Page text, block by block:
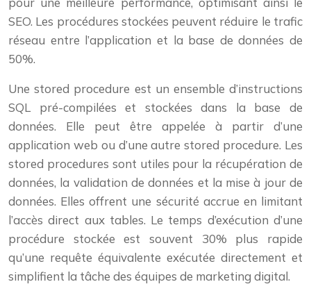
SEO. Les procédures stockées peuvent réduire le trafic
réseau entre l’application et la base de données de
50%.
Une stored procedure est un ensemble d’instructions
SQL pré-compilées et stockées dans la base de
données. Elle peut être appelée à partir d’une
application web ou d’une autre stored procedure. Les
stored procedures sont utiles pour la récupération de
données, la validation de données et la mise à jour de
données. Elles offrent une sécurité accrue en limitant
l’accès direct aux tables. Le temps d’exécution d’une
procédure stockée est souvent 30% plus rapide
qu’une requête équivalente exécutée directement et
simplifient la tâche des équipes de marketing digital.